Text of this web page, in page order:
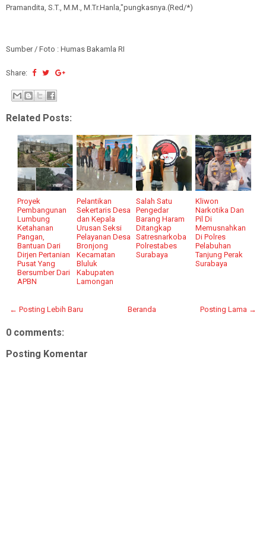
Pramandita, S.T., M.M., M.Tr.Hanla,"pungkasnya.(Red/*)
Sumber / Foto : Humas Bakamla RI
Share:
Related Posts:
Proyek
Pembangunan
Lumbung
Ketahanan
Pangan,
Bantuan Dari
Dirjen Pertanian
Pusat Yang
Bersumber Dari
APBN
Pelantikan
Sekertaris Desa
dan Kepala
Urusan Seksi
Pelayanan Desa
Bronjong
Kecamatan
Bluluk
Kabupaten
Lamongan
Salah Satu
Pengedar
Barang Haram
Ditangkap
Satresnarkoba
Polrestabes
Surabaya
Kliwon
Narkotika Dan
Pil Di
Memusnahkan
Di Polres
Pelabuhan
Tanjung Perak
Surabaya
← Posting Lebih Baru Posting Lama →
Beranda
0 comments:
Posting Komentar